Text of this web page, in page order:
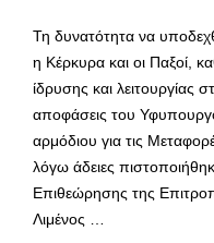
Τη δυνατότητα να
η Κέρκυρα και οι Παξοί,
ίδρυσης και λειτουργίας
αποφάσεις του
αρμόδιου για τις
λόγω άδειες
Επιθεώρησης της
Λιμένος …